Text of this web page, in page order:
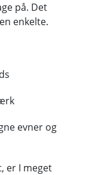
på. Det
enkelte.
evner og
er I meget